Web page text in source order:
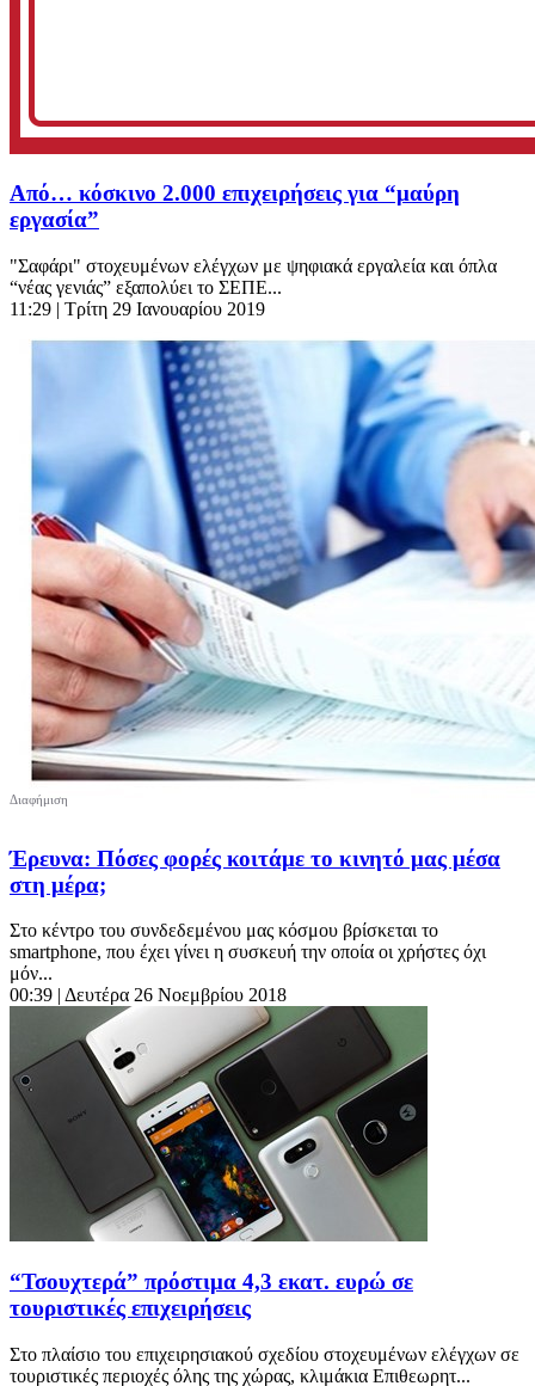
Από… κόσκινο 2.000 επιχειρήσεις για “μαύρη
εργασία”
"Σαφάρι" στοχευμένων ελέγχων με ψηφιακά εργαλεία και όπλα
“νέας γενιάς” εξαπολύει το ΣΕΠΕ...
11:29 | Τρίτη 29 Ιανουαρίου 2019
Έρευνα: Πόσες φορές κοιτάμε το κινητό μας μέσα
στη μέρα;
Στο κέντρο του συνδεδεμένου μας κόσμου βρίσκεται το
smartphone, που έχει γίνει η συσκευή την οποία οι χρήστες όχι
μόν...
00:39 | Δευτέρα 26 Νοεμβρίου 2018
“Τσουχτερά” πρόστιμα 4,3 εκατ. ευρώ σε
τουριστικές επιχειρήσεις
Στο πλαίσιο του επιχειρησιακού σχεδίου στοχευμένων ελέγχων σε
τουριστικές περιοχές όλης της χώρας, κλιμάκια Επιθεωρητ...